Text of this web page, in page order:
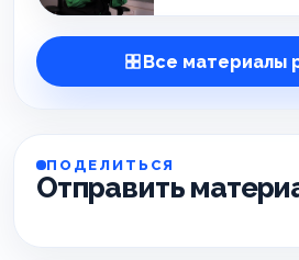
Все материалы
ПОДЕЛИТЬСЯ
Отправить